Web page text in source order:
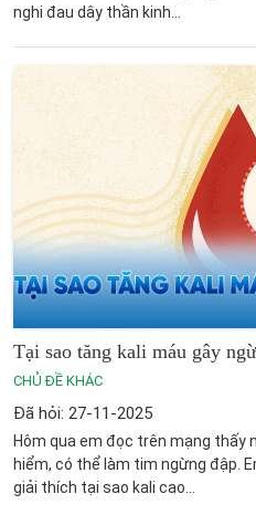
nghi đau dây thần kinh...
Tại sao tăng kali máu gây
CHỦ ĐỀ KHÁC
Đã hỏi: 27-11-2025
Hôm qua em đọc trên mạng thấy
hiểm, có thể làm tim ngừng đập.
giải thích tại sao kali cao...